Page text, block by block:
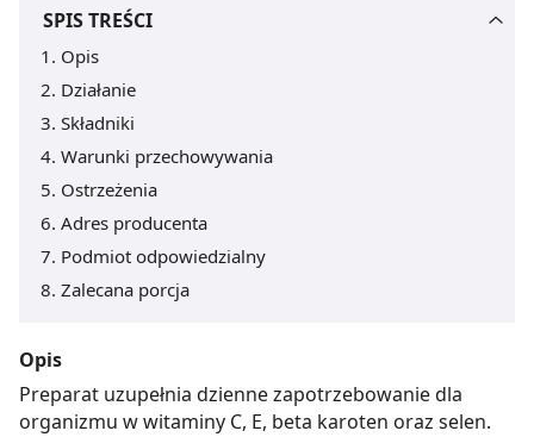
SPIS TREŚCI
Opis
Działanie
Składniki
Warunki przechowywania
Ostrzeżenia
Adres producenta
Podmiot odpowiedzialny
Zalecana porcja
Opis
Preparat uzupełnia dzienne zapotrzebowanie dla
organizmu w witaminy C, E, beta karoten oraz selen.